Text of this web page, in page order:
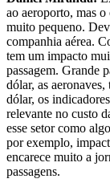
ao aeroporto, mas
muito pequeno.
companhia aérea.
tem um impacto
passagem. Grande
dólar, as
dólar, os
relevante no custo
esse setor como
por exemplo,
encarece muito a
passagens.